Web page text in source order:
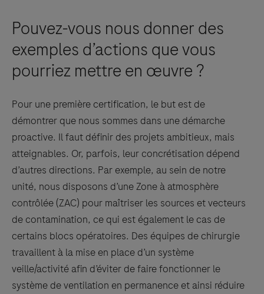
Pouvez-vous nous donner des
exemples d’actions que vous
pourriez mettre en œuvre ?
Pour une première certification, le but est de
démontrer que nous sommes dans une démarche
proactive. Il faut définir des projets ambitieux, mais
atteignables. Or, parfois, leur concrétisation dépend
d’autres directions. Par exemple, au sein de notre
unité, nous disposons d’une Zone à atmosphère
contrôlée (ZAC) pour maîtriser les sources et vecteurs
de contamination, ce qui est également le cas de
certains blocs opératoires. Des équipes de chirurgie
travaillent à la mise en place d’un système
veille/activité afin d’éviter de faire fonctionner le
système de ventilation en permanence et ainsi réduire